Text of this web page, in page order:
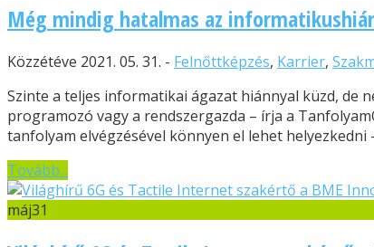
Még mindig hatalmas az
Közzétéve 2021. 05. 31. - Felnőttképzés, Karrier,
Szinte a teljes informatikai ágazat hiánnyal küzd, de
programozó vagy a rendszergazda – írja a
tanfolyam elvégzésével könnyen el lehet
Tovább...
máj31